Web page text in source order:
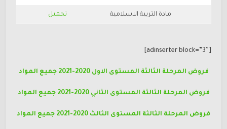
مادة التربية الاسلامية تحميل
فروض المرحلة الثالثة المستوى الاول 2020-2021 جميع المواد
فروض المرحلة الثالثة المستوى الثاني 2020-2021 جميع المواد
فروض المرحلة الثالثة المستوى الثالث 2020-2021 جميع المواد